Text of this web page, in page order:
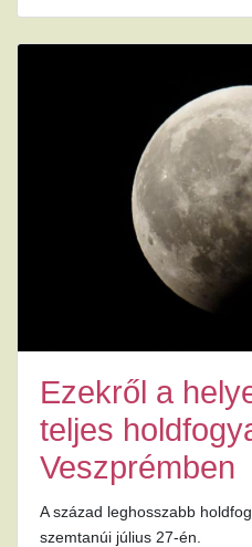
Ezekről a
teljes
Veszprémben
A század leghosszabb
szemtanúi július 27-én.